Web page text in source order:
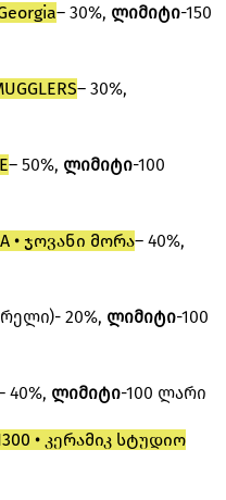
– 30%, ლიმიტი-150
– 30%,
– 50%, ლიმიტი-100
• ჯოვანი მორა– 40%,
20%, ლიმიტი-100
40%, ლიმიტი-100 ლარი
• კერამიკ სტუდიო